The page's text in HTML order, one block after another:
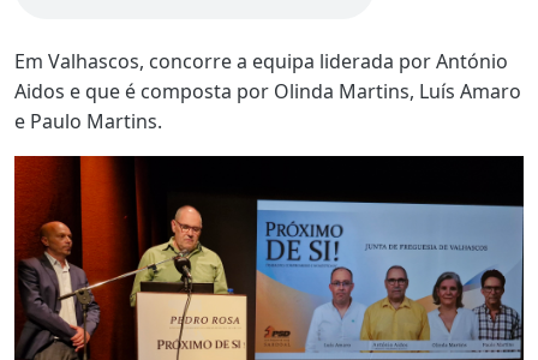
Em Valhascos, concorre a equipa liderada por António
Aidos e que é composta por Olinda Martins, Luís Amaro
e Paulo Martins.